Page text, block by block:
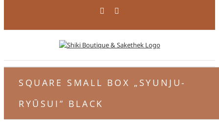
Facebook
SQUARE SMALL BOX „SYUNJU-
RYŪSUI“ BLACK